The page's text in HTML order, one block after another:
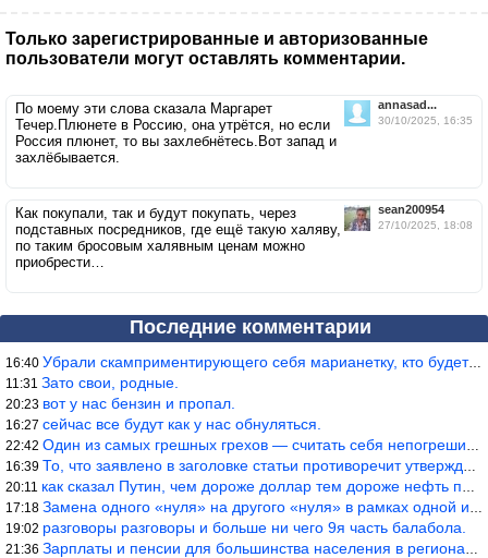
Только зарегистрированные и авторизованные
пользователи могут оставлять комментарии.
annasad...
30/10/2025, 16:35
По моему эти слова сказала Маргарет
Течер.Плюнете в Россию, она утрётся, но если
Россия плюнет, то вы захлебнётесь.Вот запад и
захлёбывается.
sean200954
27/10/2025, 18:08
Как покупали, так и будут покупать, через
подставных посредников, где ещё такую халяву,
по таким бросовым халявным ценам можно
приобрести…
Последние комментарии
16:40 Убрали скамприментирующего себя марианетку, кто будет следующим…
11:31 Зато свои, родные.
20:23 вот у нас бензин и пропал.
16:27 сейчас все будут как у нас обнуляться.
22:42 Один из самых грешных грехов — считать себя непогрешимым.
16:39 То, что заявлено в заголовке статьи противоречит утверждению &qu
20:11 как сказал Путин, чем дороже доллар тем дороже нефть продадим.
17:18 Замена одного «нуля» на другого «нуля» в рамках одной и той же с
19:02 разговоры разговоры и больше ни чего 9я часть балабола.
21:36 Зарплаты и пенсии для большинства населения в регионах нищенские